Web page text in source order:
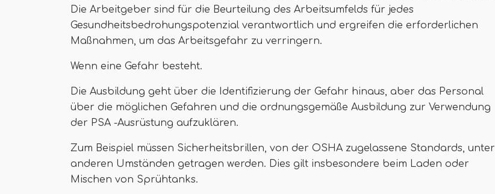
Die Arbeitgeber sind für die Beurteilung des Arbeitsumfelds für jedes
Gesundheitsbedrohungspotenzial verantwortlich und ergreifen die erforderlichen
Maßnahmen, um das Arbeitsgefahr zu verringern.
Wenn eine Gefahr besteht.
Die Ausbildung geht über die Identifizierung der Gefahr hinaus, aber das Personal
über die möglichen Gefahren und die ordnungsgemäße Ausbildung zur Verwendung
der PSA -Ausrüstung aufzuklären.
Zum Beispiel müssen Sicherheitsbrillen, von der OSHA zugelassene Standards, unter
anderen Umständen getragen werden. Dies gilt insbesondere beim Laden oder
Mischen von Sprühtanks.